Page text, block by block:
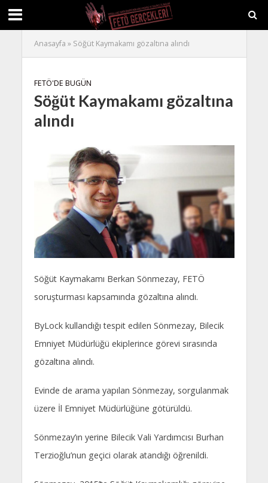
Anasayfa » Söğüt Kaymakamı gözaltına alındı
FETÖ'DE BUGÜN
Söğüt Kaymakamı gözaltına
alındı
Söğüt Kaymakamı Berkan Sönmezay, FETÖ
soruşturması kapsamında gözaltına alındı.
ByLock kullandığı tespit edilen Sönmezay, Bilecik
Emniyet Müdürlüğü ekiplerince görevi sırasında
gözaltına alındı.
Evinde de arama yapılan Sönmezay, sorgulanmak
üzere İl Emniyet Müdürlüğüne götürüldü.
Sönmezay’ın yerine Bilecik Vali Yardımcısı Burhan
Terzioğlu’nun geçici olarak atandığı öğrenildi.